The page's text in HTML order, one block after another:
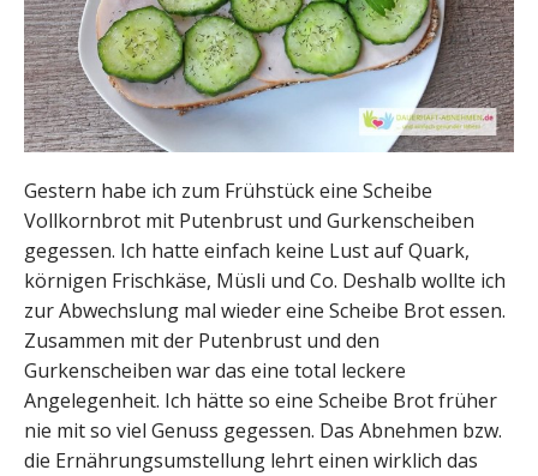
Gestern habe ich zum Frühstück eine Scheibe
Vollkornbrot mit Putenbrust und Gurkenscheiben
gegessen. Ich hatte einfach keine Lust auf Quark,
körnigen Frischkäse, Müsli und Co. Deshalb wollte ich
zur Abwechslung mal wieder eine Scheibe Brot essen.
Zusammen mit der Putenbrust und den
Gurkenscheiben war das eine total leckere
Angelegenheit. Ich hätte so eine Scheibe Brot früher
nie mit so viel Genuss gegessen. Das Abnehmen bzw.
die Ernährungsumstellung lehrt einen wirklich das